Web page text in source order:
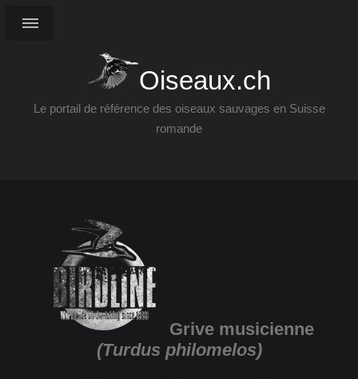
Oiseaux.ch
Le portail de référence des oiseaux sauvages en Suisse
romande
Grive musicienne
(Turdus philomelos)